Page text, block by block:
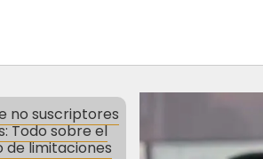
no suscriptores
Todo sobre el
de limitaciones